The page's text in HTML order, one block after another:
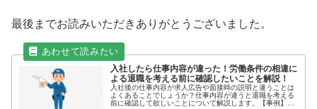
最後までお読みいただきありがとうございました。
入社したら仕事内容が違った！労働条件の相違に
よる退職を考える前に確認したいことを解説！
入社後の仕事内容が求人広告や面接時の説明と違うことは
よくあることでしょうか？仕事内容が違うと退職を考える
前に確認して欲しいことについて解説します。【事例】入